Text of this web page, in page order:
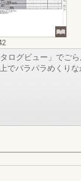
ログビュー」でご
でパラパラめくり